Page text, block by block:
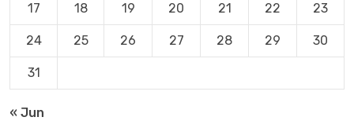
17 18 19 20 21 22 23
24 25 26 27 28 29 30
31
« Jun